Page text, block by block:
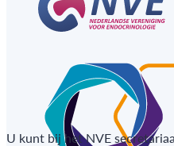
U kunt bij het NVE